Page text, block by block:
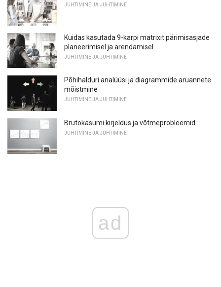
JUHTIMINE JA JUHTIMINE
Kuidas kasutada 9-karpi matrixit pärimisasjade
planeerimisel ja arendamisel
JUHTIMINE JA JUHTIMINE
Põhihalduri analüüsi ja diagrammide aruannete
mõistmine
JUHTIMINE JA JUHTIMINE
Brutokasumi kirjeldus ja võtmeprobleemid
JUHTIMINE JA JUHTIMINE
ad